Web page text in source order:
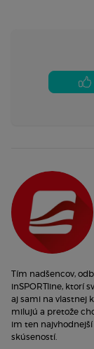
Tím nadšencov,
inSPORTline, ktorí
aj sami na vlastnej
milujú a pretože
im ten
skúseností.